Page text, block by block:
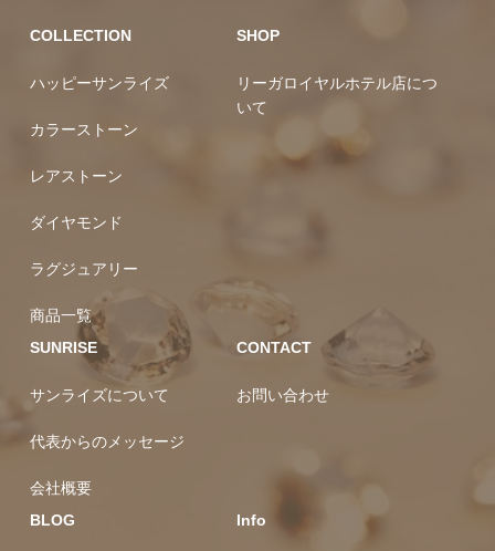
COLLECTION
ハッピーサンライズ
カラーストーン
レアストーン
ダイヤモンド
ラグジュアリー
商品一覧
SHOP
リーガロイヤルホテル店につ
いて
SUNRISE
サンライズについて
代表からのメッセージ
会社概要
CONTACT
お問い合わせ
BLOG Info